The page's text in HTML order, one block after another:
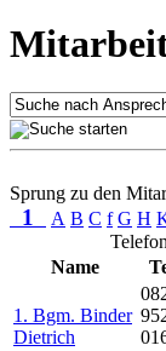
Sprung zu den
1 A B C f G H
Name
1. Bgm. Binder
Dietrich